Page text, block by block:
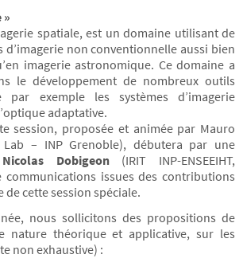
»
spatiale, est un domaine utilisant de
d’imagerie non conventionnelle aussi bien
imagerie astronomique. Ce domaine a
le développement de nombreux outils
par exemple les systèmes d’imagerie
adaptative.
session, proposée et animée par Mauro
Lab – INP Grenoble), débutera par une
Nicolas Dobigeon(IRIT INP-ENSEEIHT,
communications issues des contributions
de cette session spéciale.
nous sollicitons des propositions de
nature théorique et applicative, sur les
non exhaustive) :